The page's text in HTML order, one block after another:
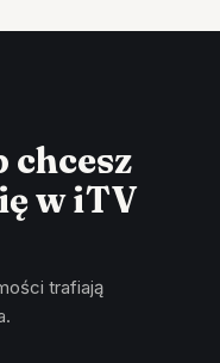
chcesz
w iTV
trafiają